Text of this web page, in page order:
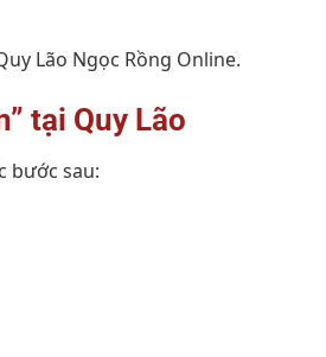
Lão Ngọc Rồng Online.
tại Quy Lão
bước sau: